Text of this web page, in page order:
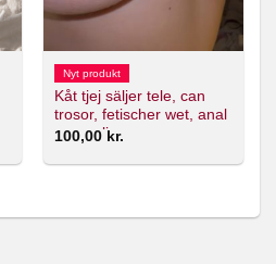
Nyt produkt
Kåt tjej säljer tele, can
trosor, fetischer wet, anal
mm online
100,00 kr.